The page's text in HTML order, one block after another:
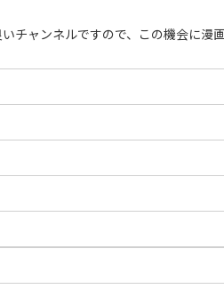
チャンネルですので、この機会に漫